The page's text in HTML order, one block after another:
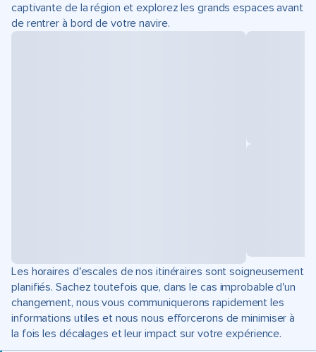
captivante de la région et explorez les grands espaces avant
de rentrer à bord de votre navire.
Les horaires d'escales de nos itinéraires sont soigneusement
planifiés. Sachez toutefois que, dans le cas improbable d'un
changement, nous vous communiquerons rapidement les
informations utiles et nous nous efforcerons de minimiser à
la fois les décalages et leur impact sur votre expérience.